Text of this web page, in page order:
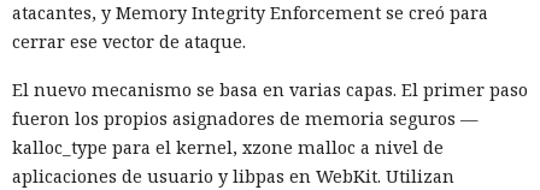
atacantes, y Memory Integrity Enforcement se creó para
cerrar ese vector de ataque.
El nuevo mecanismo se basa en varias capas. El primer paso
fueron los propios asignadores de memoria seguros —
kalloc_type para el kernel, xzone malloc a nivel de
aplicaciones de usuario y libpas en WebKit. Utilizan